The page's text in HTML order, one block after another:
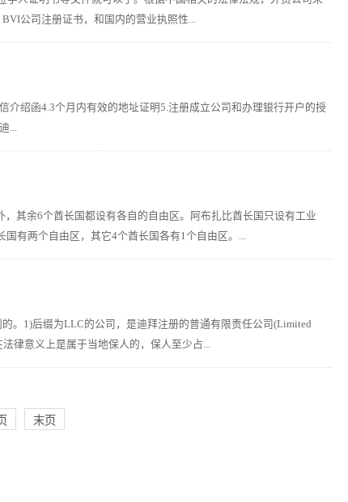
公司注册证书，和国内的营业执照性...
介绍函4.3个月内有效的地址证明5.注册成立公司和办理银行开户的授
...
其余6个酋长国都设有各自的自由区。阿布扎比酋长国只设有工业
有两个自由区，其它4个酋长国各有1个自由区。...
。1)后缀为LLC的公司，是迪拜注册的普通有限责任公司(Limited
律意义上是属于当地保人的，保人至少占...
末页